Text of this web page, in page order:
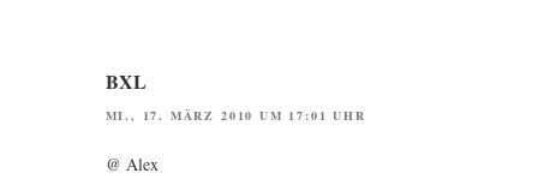
BXL
MI., 17. MÄRZ 2010 UM 17:01 UHR
@ Alex